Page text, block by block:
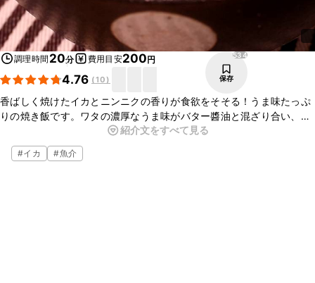
調理時間 20分 費用目安200円
4.76 (10)
534
保存
香ばしく焼けたイカとニンニクの香りが食欲をそそる！うま味たっぷ
りの焼き飯です。ワタの濃厚なうま味がバター醬油と混ざり合い、絶
妙なおいしさです。おこげの風味と食感もとってもおいしいですよ。
新鮮なイカが手に入ったらぜひお試しくださいね！
紹介文をすべて見る
#イカ #魚介